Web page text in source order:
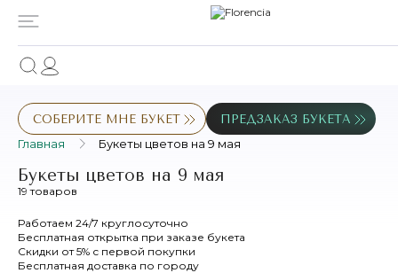
СОБЕРИТЕ МНЕ БУКЕТ ПРЕДЗАКАЗ БУКЕТА
Главная Букеты цветов на 9 мая
Букеты цветов на 9 мая
19 товаров
Работаем 24/7 круглосуточно
Бесплатная открытка при заказе букета
Скидки от 5% с первой покупки
Бесплатная доставка по городу